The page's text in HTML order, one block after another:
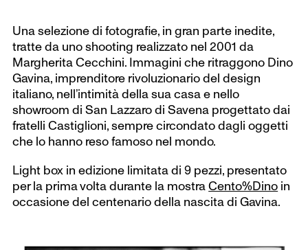
Una selezione di fotografie, in gran parte inedite,
tratte da uno shooting realizzato nel 2001 da
Margherita Cecchini. Immagini che ritraggono Dino
Gavina, imprenditore rivoluzionario del design
italiano, nell’intimità della sua casa e nello
showroom di San Lazzaro di Savena progettato dai
fratelli Castiglioni, sempre circondato dagli oggetti
che lo hanno reso famoso nel mondo.
Light box in edizione limitata di 9 pezzi, presentato
per la prima volta durante la mostraCento%Dino in
occasione del centenario della nascita di Gavina.